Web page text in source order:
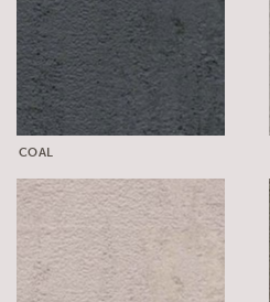
COAL